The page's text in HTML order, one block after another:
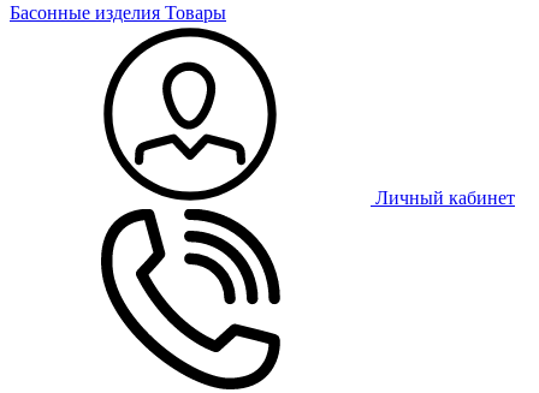
Басонные изделия Товары
Личный кабинет